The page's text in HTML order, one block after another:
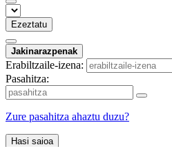
Ezeztatu
Jakinarazpenak
Erabiltzaile-izena:
Pasahitza:
Zure pasahitza ahaztu duzu?
Hasi saioa